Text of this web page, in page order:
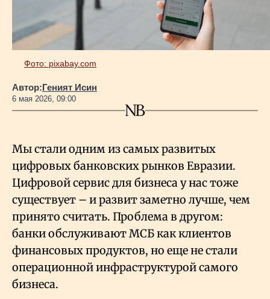
Исследования
Люди
О нас
Все новости
Фото: pixabay.com
Автор:Геният Исин
6 мая 2026, 09:00
Мы стали одним из самых развитых
цифровых банковских рынков Евразии.
Цифровой сервис для бизнеса у нас тоже
существует – и развит заметно лучше, чем
принято считать. Проблема в другом:
банки обслуживают МСБ как клиентов
финансовых продуктов, но еще не стали
операционной инфраструктурой самого
бизнеса.